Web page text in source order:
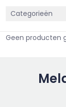
Categorieën
Geen producten